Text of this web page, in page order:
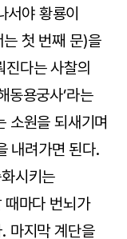
서야 황룡이
첫 번째 문)을
다는 사찰의
동용궁사’라는
소원을 되새기며
내려가면 된다.
시키는
마다 번뇌가
마지막 계단을